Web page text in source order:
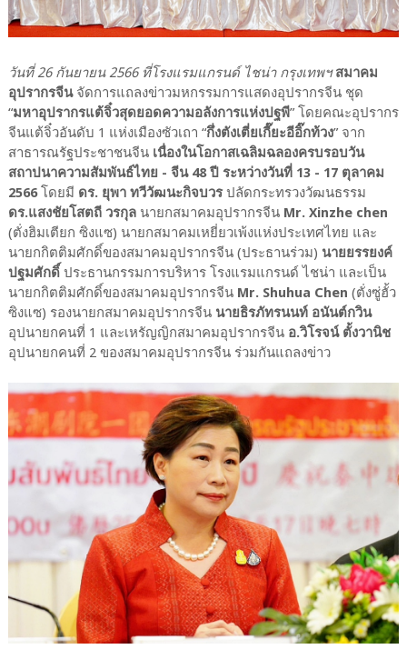
วันที่ 26 กันยายน 2566 ที่โรงแรมแกรนด์ ไชน่า กรุงเทพฯ สมาคม
อุปรากรจีนจัดการแถลงข่าวมหกรรมการแสดงอุปรากรจีน ชุด
“มหาอุปรากรแต้จิ๋วสุดยอดความอลังการแห่งปฐพี” โดยคณะอุปรากร
จีนแต้จิ๋วอันดับ 1 แห่งเมืองซัวเถา “กึ่งตังเตี่ยเกี๊ยะอีอิ๊กท้วง” จาก
สาธารณรัฐประชาชนจีน เนื่องในโอกาสเฉลิมฉลองครบรอบวัน
สถาปนาความสัมพันธ์ไทย - จีน 48 ปี ระหว่างวันที่ 13 - 17 ตุลาคม
2566โดยมี ดร. ยุพา ทวีวัฒนะกิจบวรปลัดกระทรวงวัฒนธรรม
ดร.แสงชัยโสตถี วรกุลนายกสมาคมอุปรากรจีน Mr. Xinzhe chen
(ตั่งฮิมเตียก ซิงแซ) นายกสมาคมเหยี่ยวเพ้งแห่งประเทศไทย และ
นายกกิตติมศักดิ์ของสมาคมอุปรากรจีน (ประธานร่วม) นายยรรยงค์
ปฐมศักดิ์ประธานกรรมการบริหาร โรงแรมแกรนด์ ไชน่า และเป็น
นายกกิตติมศักดิ์ของสมาคมอุปรากรจีนMr. Shuhua Chen (ตั่งซู่ฮั้ว
ซิงแซ) รองนายกสมาคมอุปรากรจีน นายธิรภัทรนนท์ อนันต์กวิน
อุปนายกคนที่ 1 และเหรัญญิกสมาคมอุปรากรจีน อ.วิโรจน์ ตั้งวานิช
อุปนายกคนที่ 2 ของสมาคมอุปรากรจีน ร่วมกันแถลงข่าว